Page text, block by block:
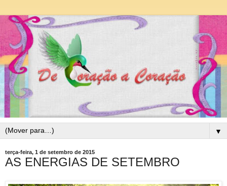
▼
terça-feira, 1 de setembro de 2015
AS ENERGIAS DE SETEMBRO